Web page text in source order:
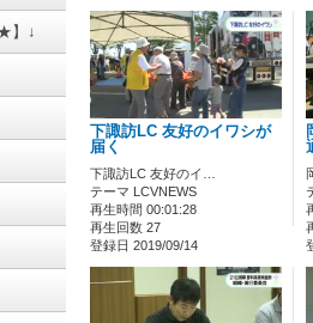
】↓
下諏訪LC 友好のイワシが
届く
下諏訪LC 友好のイ…
テーマ LCVNEWS
再生時間 00:01:28
再生回数 27
登録日 2019/09/14